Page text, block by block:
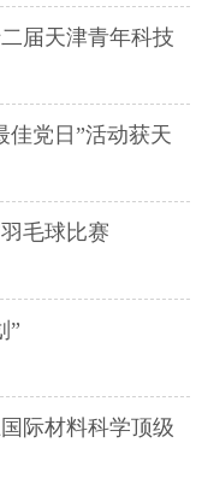
届天津青年科技
佳党日”活动获天
毛球比赛
”
际材料科学顶级